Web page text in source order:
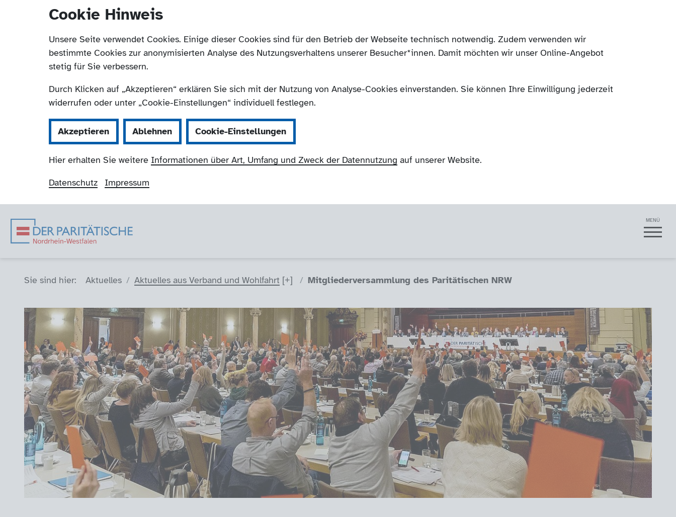
Cookie Hinweis
Unsere Seite verwendet Cookies. Einige dieser Cookies sind für den Betrieb der Webseite technisch notwendig. Zudem verwenden wir
bestimmte Cookies zur anonymisierten Analyse des Nutzungsverhaltens unserer Besucher*innen. Damit möchten wir unser Online-Angebot
stetig für Sie verbessern.
Durch Klicken auf „Akzeptieren“ erklären Sie sich mit der Nutzung von Analyse-Cookies einverstanden. Sie können Ihre Einwilligung jederzeit
widerrufen oder unter „Cookie-Einstellungen“ individuell festlegen.
Akzeptieren Ablehnen Cookie-Einstellungen
Hier erhalten Sie weitere Informationen über Art, Umfang und Zweck der Datennutzung auf unserer Website.
Datenschutz Impressum
Der Paritätische NRW
Navigation MENÜ
Sie sind hier: Aktuelles Aktuelles aus Verband und Wohlfahrt Mitgliederversammlung des Paritätischen NRW